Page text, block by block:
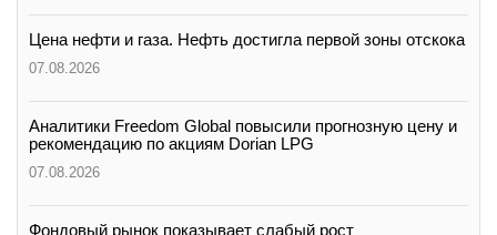
Цена нефти и газа. Нефть достигла первой зоны отскока
07.08.2026
Аналитики Freedom Global повысили прогнозную цену и
рекомендацию по акциям Dorian LPG
07.08.2026
Фондовый рынок показывает слабый рост